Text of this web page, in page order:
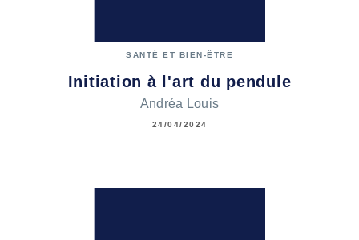
SANTÉ ET BIEN-ÊTRE
Initiation à l'art du pendule
Andréa Louis
24/04/2024